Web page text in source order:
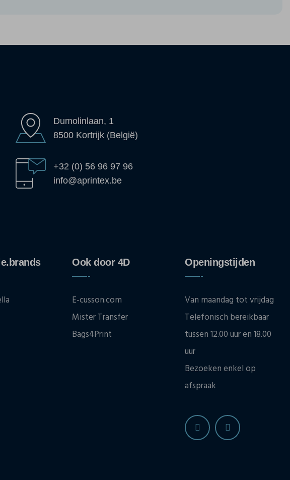
Dumolinlaan, 1
8500 Kortrijk (België)
+32 (0) 56 96 97 96
info@aprintex.be
Ook door 4D
E-cusson.com
Mister Transfer
Bags4Print
Openingstijden
Van maandag tot vrijdag
Telefonisch bereikbaar
tussen 12.00 uur en 18.00
uur
Bezoeken enkel op
afspraak